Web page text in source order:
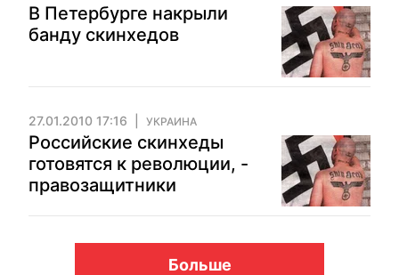
В Петербурге накрыли
банду скинхедов
27.01.2010 17:16 УКРАИНА
Российские скинхеды
готовятся к революции, -
правозащитники
Больше